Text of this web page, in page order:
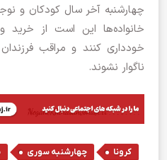
چهارشنبه آخر سال کودکان و
خانواده‌ها این است از خرید
خودداری کنند و مراقب
ناگوار نشوند.
کرونا , چهارشنبه سوری ,